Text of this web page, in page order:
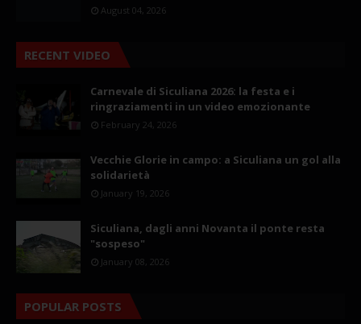
August 04, 2026
RECENT VIDEO
Carnevale di Siculiana 2026: la festa e i
ringraziamenti in un video emozionante
February 24, 2026
Vecchie Glorie in campo: a Siculiana un gol alla
solidarietà
January 19, 2026
Siculiana, dagli anni Novanta il ponte resta
"sospeso"
January 08, 2026
POPULAR POSTS